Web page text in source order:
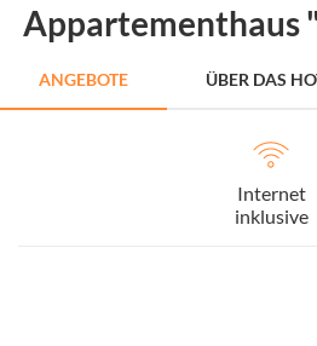
Appartementhaus
ANGEBOTE ÜBER DAS
Internet
inklusive